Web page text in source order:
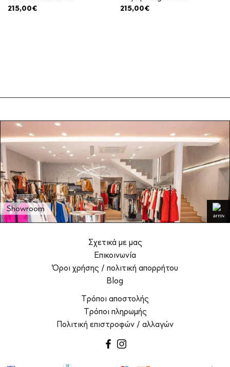
215,00€ 215,00€
Showroom
Σχετικά με μας
Επικοινωνία
Όροι χρήσης / πολιτική απορρήτου
Blog
Τρόποι αποστολής
Τρόποι πληρωμής
Πολιτική επιστροφών / αλλαγών
facebook
instagram